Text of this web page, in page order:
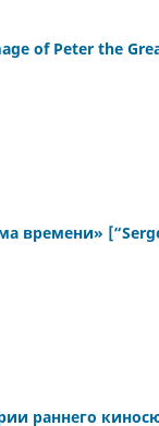
of Peter the
времени»
раннего